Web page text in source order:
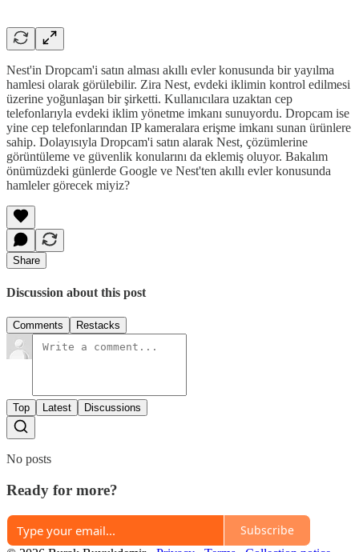
Nest'in Dropcam'i satın alması akıllı evler konusunda bir yayılma
hamlesi olarak görülebilir. Zira Nest, evdeki iklimin kontrol edilmesi
üzerine yoğunlaşan bir şirketti. Kullanıcılara uzaktan cep
telefonlarıyla evdeki iklim yönetme imkanı sunuyordu. Dropcam ise
yine cep telefonlarından IP kameralara erişme imkanı sunan ürünlere
sahip. Dolayısıyla Dropcam'i satın alarak Nest, çözümlerine
görüntüleme ve güvenlik konularını da eklemiş oluyor. Bakalım
önümüzdeki günlerde Google ve Nest'ten akıllı evler konusunda
hamleler görecek miyiz?
Share
Discussion about this post
Comments Restacks
Top Latest Discussions
No posts
Ready for more?
Subscribe